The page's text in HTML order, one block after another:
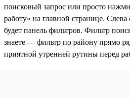
поисковый запрос или просто
работу» на главной странице. Слева
будет панель фильтров. Фильтр
знаете — фильтр по району прямо
приятной утренней рутины перед